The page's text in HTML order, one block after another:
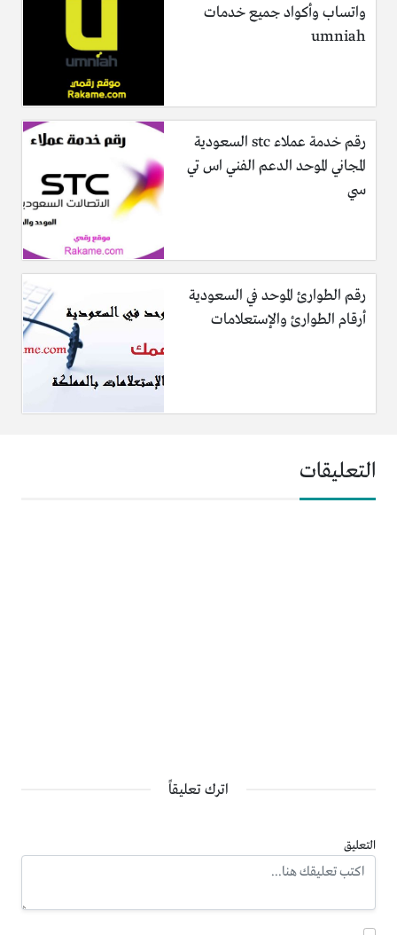
واتساب وأكواد جميع خدمات
umniah
رقم خدمة عملاء stc السعودية
المجاني الموحد الدعم الفني اس تي
سي
رقم الطوارئ الموحد في السعودية
أرقام الطوارئ والإستعلامات
التعليقات
اترك تعليقاً
التعليق